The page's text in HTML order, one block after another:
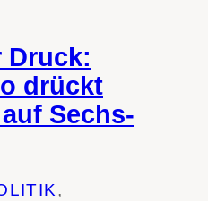
Druck:
drückt
Sechs-